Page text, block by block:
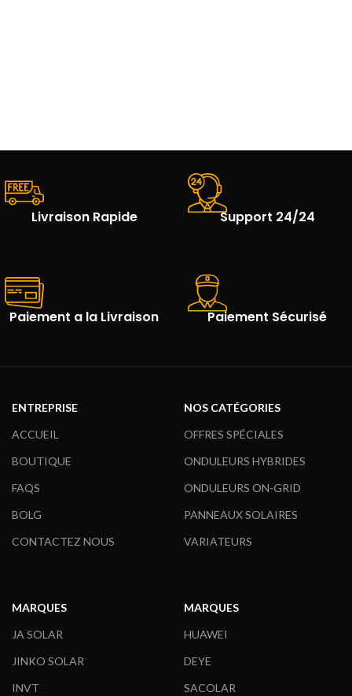
Livraison Rapide Support 24/24
Paiement a la Livraison Paiement Sécurisé
ENTREPRISE
ACCUEIL
BOUTIQUE
FAQS
BOLG
CONTACTEZ NOUS
NOS CATÉGORIES
OFFRES SPÉCIALES
ONDULEURS HYBRIDES
ONDULEURS ON-GRID
PANNEAUX SOLAIRES
VARIATEURS
MARQUES
JA SOLAR
JINKO SOLAR
INVT
MARQUES
HUAWEI
DEYE
SACOLAR